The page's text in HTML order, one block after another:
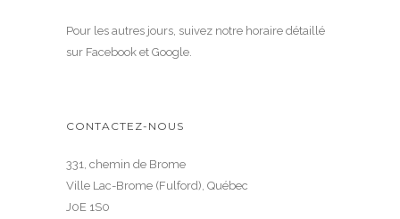
Pour les autres jours, suivez notre horaire détaillé
sur Facebook et Google.
CONTACTEZ-NOUS
331, chemin de Brome
Ville Lac-Brome (Fulford), Québec
J0E 1S0